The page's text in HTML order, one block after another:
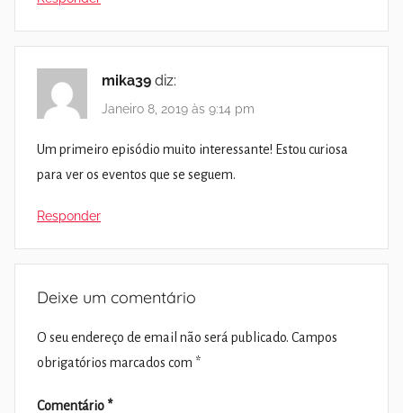
mika39 diz:
Janeiro 8, 2019 às 9:14 pm
Um primeiro episódio muito interessante! Estou curiosa
para ver os eventos que se seguem.
Responder
Deixe um comentário
O seu endereço de email não será publicado. Campos
obrigatórios marcados com *
Comentário *